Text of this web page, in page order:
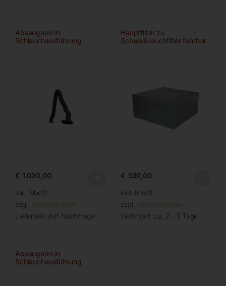
Absaugarm in
Schlauchausführung
€ 1.020,00
inkl. MwSt.
zzgl. Versandkosten
Lieferzeit: Auf Nachfrage
Hauptfilter zu
Schweißrauchfilter fahrbar
€ 390,00
inkl. MwSt.
zzgl. Versandkosten
Lieferzeit: ca. 2 - 3 Tage
Absaugarm in
Schlauchausführung